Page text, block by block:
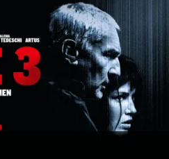
ZONE 3
FILMTRAILER